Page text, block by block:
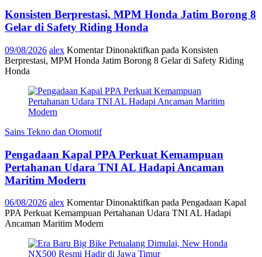
Konsisten Berprestasi, MPM Honda Jatim Borong 8
Gelar di Safety Riding Honda
09/08/2026 alex Komentar Dinonaktifkan pada Konsisten
Berprestasi, MPM Honda Jatim Borong 8 Gelar di Safety Riding
Honda
Sains Tekno dan Otomotif
Pengadaan Kapal PPA Perkuat Kemampuan
Pertahanan Udara TNI AL Hadapi Ancaman
Maritim Modern
06/08/2026 alex Komentar Dinonaktifkan pada Pengadaan Kapal
PPA Perkuat Kemampuan Pertahanan Udara TNI AL Hadapi
Ancaman Maritim Modern